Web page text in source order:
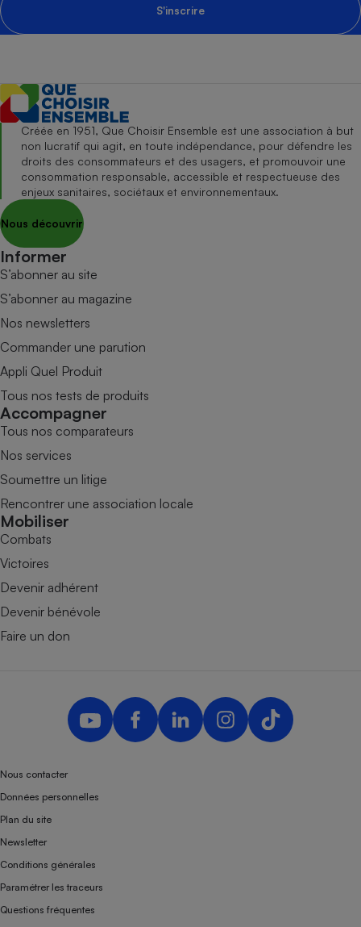
S'inscrire
Créée en 1951, Que Choisir Ensemble est une association à but
non lucratif qui agit, en toute indépendance, pour défendre les
droits des consommateurs et des usagers, et promouvoir une
consommation responsable, accessible et respectueuse des
enjeux sanitaires, sociétaux et environnementaux.
Nous découvrir
Informer
S’abonner au site
S’abonner au magazine
Nos newsletters
Commander une parution
Appli Quel Produit
Tous nos tests de produits
Accompagner
Tous nos comparateurs
Nos services
Soumettre un litige
Rencontrer une association locale
Mobiliser
Combats
Victoires
Devenir adhérent
Devenir bénévole
Faire un don
Nous contacter
Données personnelles
Plan du site
Newsletter
Conditions générales
Paramétrer les traceurs
Questions fréquentes